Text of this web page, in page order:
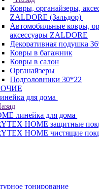
Ковры, органайзеры,
ZALDORE (Зальдор)
Автомобильные ковры,
аксессуары ZALDORE
Декоративная подушка
Ковры в багажник
Ковры в салон
Органайзеры
Подголовники 30*22
для дома
линейка для дома
HOME защитные
HOME чистящие
тонирование